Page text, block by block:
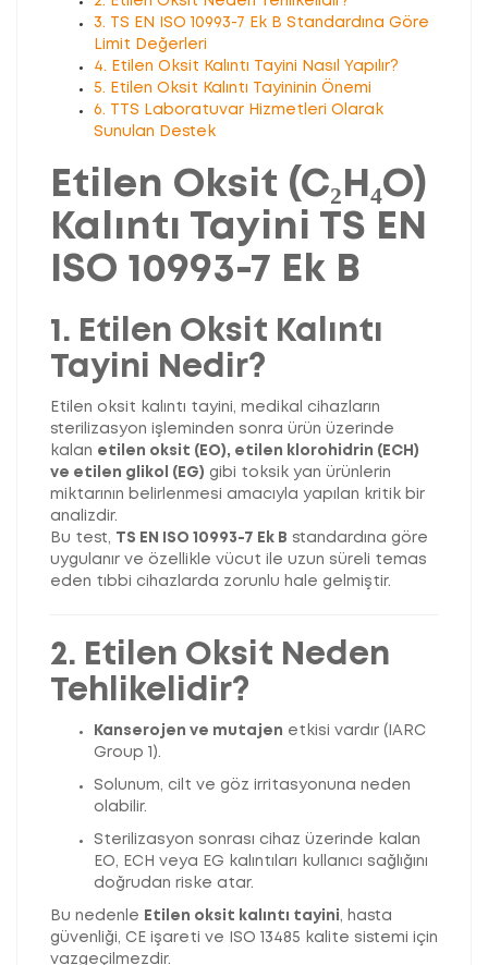
3. TS EN ISO 10993-7 Ek B Standardına Göre
Limit Değerleri
4. Etilen Oksit Kalıntı Tayini Nasıl Yapılır?
5. Etilen Oksit Kalıntı Tayininin Önemi
6. TTS Laboratuvar Hizmetleri Olarak
Sunulan Destek
Etilen Oksit (C₂H₄O)
Kalıntı Tayini TS EN
ISO 10993-7 Ek B
1. Etilen Oksit Kalıntı
Tayini Nedir?
Etilen oksit kalıntı tayini, medikal cihazların
sterilizasyon işleminden sonra ürün üzerinde
kalan etilen oksit (EO), etilen klorohidrin (ECH)
ve etilen glikol (EG) gibi toksik yan ürünlerin
miktarının belirlenmesi amacıyla yapılan kritik bir
analizdir.
Bu test,
TS EN ISO 10993-7 Ek B standardına göre
uygulanır ve özellikle vücut ile uzun süreli temas
eden tıbbi cihazlarda zorunlu hale gelmiştir.
2. Etilen Oksit Neden
Tehlikelidir?
Kanserojen ve mutajen etkisi vardır (IARC
Group 1).
Solunum, cilt ve göz irritasyonuna neden
olabilir.
Sterilizasyon sonrası cihaz üzerinde kalan
EO, ECH veya EG kalıntıları kullanıcı sağlığını
doğrudan riske atar.
Bu nedenle Etilen oksit kalıntı tayini , hasta
güvenliği, CE işareti ve ISO 13485 kalite sistemi için
vazgeçilmezdir.